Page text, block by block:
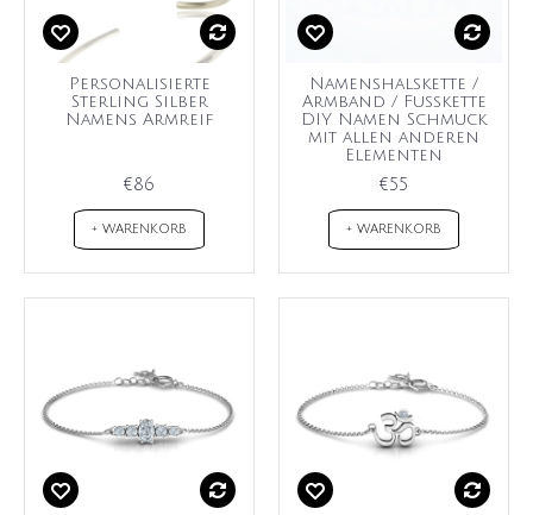
Personalisierte
Sterling Silber
Namens Armreif
€86
+ WARENKORB
Namenshalskette /
Armband / Fußkette
DIY Namen Schmuck
mit allen anderen
Elementen
€55
+ WARENKORB